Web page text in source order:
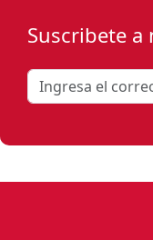
Suscribete